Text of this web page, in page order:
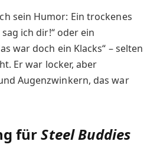
sein Humor: Ein trockenes
ich dir!“ oder ein
war doch ein Klacks“ – selten
Er war locker, aber
Augenzwinkern, das war
fürSteel Buddies